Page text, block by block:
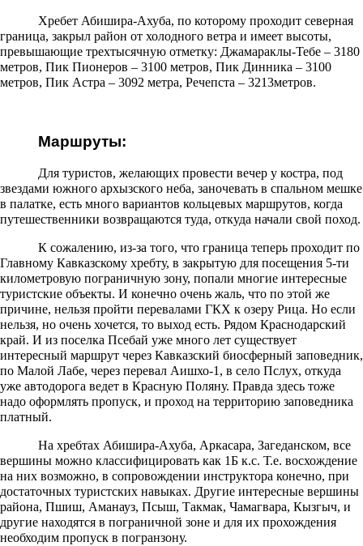
Хребет Абишира-Ахуба, по которому проходит северная
граница, закрыл район от холодного ветра и имеет высоты,
превышающие трехтысячную отметку: Джамараклы-Тебе – 3180
метров, Пик Пионеров – 3100 метров, Пик Динника – 3100
метров, Пик Астра – 3092 метра, Речепста – 3213метров.
Маршруты:
Для туристов, желающих провести вечер у костра, под
звездами южного архызского неба, заночевать в спальном мешке
в палатке, есть много вариантов кольцевых маршрутов, когда
путешественники возвращаются туда, откуда начали свой поход.
К сожалению, из-за того, что граница теперь проходит по
Главному Кавказскому хребту, в закрытую для посещения 5-ти
километровую пограничную зону, попали многие интересные
туристские объекты. И конечно очень жаль, что по этой же
причине, нельзя пройти перевалами ГКХ к озеру Рица. Но если
нельзя, но очень хочется, то выход есть. Рядом Краснодарский
край. И из поселка Псебай уже много лет существует
интересный маршрут через Кавказский биосферный заповедник,
по Малой Лабе, через перевал Аишхо-1, в село Пслух, откуда
уже автодорога ведет в Красную Поляну. Правда здесь тоже
надо оформлять пропуск, и проход на территорию заповедника
платный.
На хребтах Абишира-Ахуба, Аркасара, Загеданском, все
вершины можно классифицировать как 1Б к.с. Т.е. восхождение
на них возможно, в сопровождении инструктора конечно, при
достаточных туристских навыках. Другие интересные вершины
района, Пшиш, Аманауз, Псыш, Такмак, Чамагвара, Кызгыч, и
другие находятся в пограничной зоне и для их прохождения
необходим пропуск в погранзону.